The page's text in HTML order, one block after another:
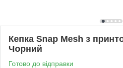
Кепка Snap Mesh з
Чорний
Готово до відправки